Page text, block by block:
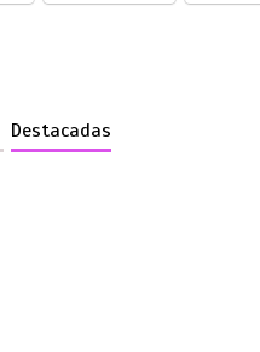
Destacadas